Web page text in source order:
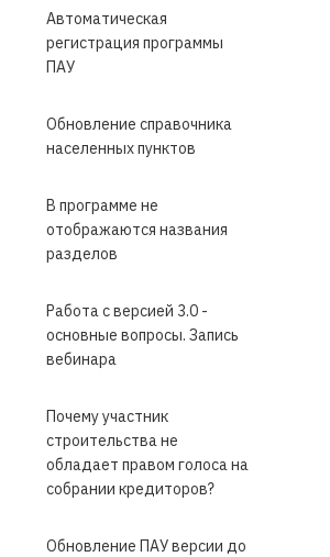
Автоматическая
регистрация программы
ПАУ
Обновление справочника
населенных пунктов
В программе не
отображаются названия
разделов
Работа с версией 3.0 -
основные вопросы. Запись
вебинара
Почему участник
строительства не
обладает правом голоса на
собрании кредиторов?
Обновление ПАУ версии до